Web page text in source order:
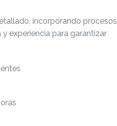
incorporando procesos
experiencia para garantizar